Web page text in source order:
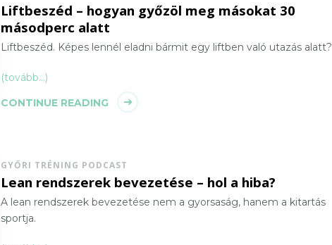
Liftbeszéd – hogyan győzöl meg másokat 30
másodperc alatt
Liftbeszéd. Képes lennél eladni bármit egy liftben való utazás alatt?
(tovább…)
CONTINUE READING
GYŐRI TRÉNING PODCAST
Lean rendszerek bevezetése – hol a hiba?
A lean rendszerek bevezetése nem a gyorsaság, hanem a kitartás
sportja.